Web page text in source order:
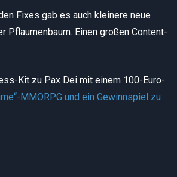
Fixes gab es auch kleinere neue
Pflaumenbaum. Einen großen Content-
Kit zu Pax Dei mit einem 100-Euro-
MMORPG und ein Gewinnspiel zu